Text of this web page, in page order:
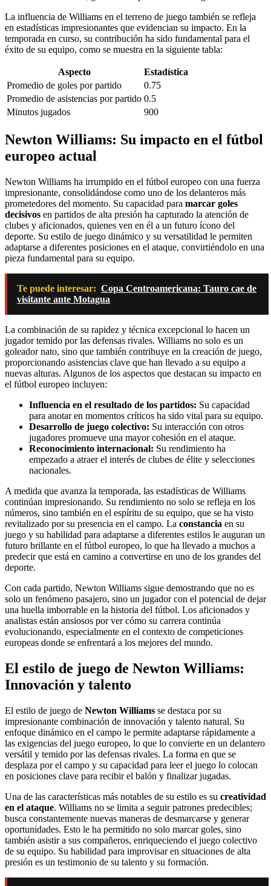
La influencia de Williams en el terreno de juego también se refleja
en estadísticas impresionantes que evidencian su impacto. En la
temporada en curso, su contribución ha sido fundamental para el
éxito de su equipo, como se muestra en la siguiente tabla:
Aspecto
Estadística
Promedio de goles por partido
0.75
Promedio de asistencias por partido 0.5
Minutos jugados
900
Newton Williams: Su impacto en el fútbol
europeo actual
Newton Williams ha irrumpido en el fútbol europeo con una fuerza
impresionante, consolidándose como uno de los delanteros más
prometedores del momento. Su capacidad para marcar goles
decisivos en partidos de alta presión ha capturado la atención de
clubes y aficionados, quienes ven en él a un futuro ícono del
deporte. Su estilo de juego dinámico y su versatilidad le permiten
adaptarse a diferentes posiciones en el ataque, convirtiéndolo en una
pieza fundamental para su equipo.
Te puede interesar: Copa Centroamericana: Tauro cae de
visitante ante Motagua
La combinación de su rapidez y técnica excepcional lo hacen un
jugador temido por las defensas rivales. Williams no solo es un
goleador nato, sino que también contribuye en la creación de juego,
proporcionando asistencias clave que han llevado a su equipo a
nuevas alturas. Algunos de los aspectos que destacan su impacto en
el fútbol europeo incluyen:
Influencia en el resultado de los partidos: Su capacidad
para anotar en momentos críticos ha sido vital para su equipo.
Desarrollo de juego colectivo: Su interacción con otros
jugadores promueve una mayor cohesión en el ataque.
Reconocimiento internacional: Su rendimiento ha
empezado a atraer el interés de clubes de élite y selecciones
nacionales.
A medida que avanza la temporada, las estadísticas de Williams
continúan impresionando. Su rendimiento no solo se refleja en los
números, sino también en el espíritu de su equipo, que se ha visto
revitalizado por su presencia en el campo. La constancia en su
juego y su habilidad para adaptarse a diferentes estilos le auguran un
futuro brillante en el fútbol europeo, lo que ha llevado a muchos a
predecir que está en camino a convertirse en uno de los grandes del
deporte.
Con cada partido, Newton Williams sigue demostrando que no es
solo un fenómeno pasajero, sino un jugador con el potencial de dejar
una huella imborrable en la historia del fútbol. Los aficionados y
analistas están ansiosos por ver cómo su carrera continúa
evolucionando, especialmente en el contexto de competiciones
europeas donde se enfrentará a los mejores del mundo.
El estilo de juego de Newton Williams:
Innovación y talento
El estilo de juego de Newton Williams se destaca por su
impresionante combinación de innovación y talento natural. Su
enfoque dinámico en el campo le permite adaptarse rápidamente a
las exigencias del juego europeo, lo que lo convierte en un delantero
versátil y temido por las defensas rivales. La forma en que se
desplaza por el campo y su capacidad para leer el juego lo colocan
en posiciones clave para recibir el balón y finalizar jugadas.
Una de las características más notables de su estilo es su creatividad
en el ataque. Williams no se limita a seguir patrones predecibles;
busca constantemente nuevas maneras de desmarcarse y generar
oportunidades. Esto le ha permitido no solo marcar goles, sino
también asistir a sus compañeros, enriqueciendo el juego colectivo
de su equipo. Su habilidad para improvisar en situaciones de alta
presión es un testimonio de su talento y su formación.